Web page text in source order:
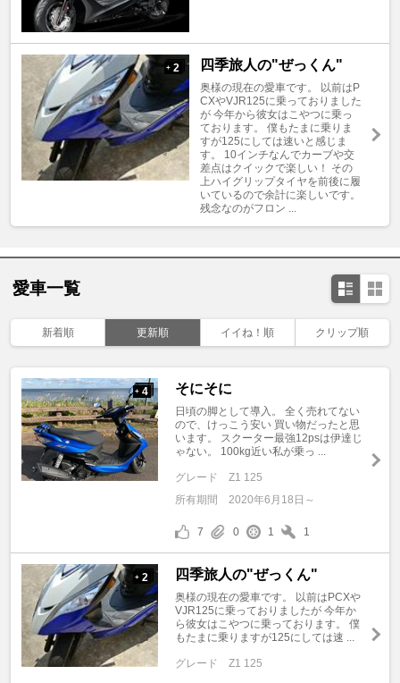
+ 2 四季旅人の"ぜっくん"
奥様の現在の愛車です。 以前はP
CXやVJR125に乗っておりました
が 今年から彼女はこやつに乗っ
ております。 僕もたまに乗りま
すが125にしては速いと感じま
す。 10インチなんでカーブや交
差点はクイックで楽しい！ その
上ハイグリップタイヤを前後に履
いているので余計に楽しいです。
残念なのがフロン ...
愛車一覧
新着順 更新順 イイね！順 クリップ順
+ 4 そにそに
日頃の脚として導入。 全く売れてない
ので、けっこう安い 買い物だったと思
います。 スクーター最強12psは伊達じ
ゃない。 100kg近い私が乗っ ...
グレード
Z1 125
所有期間
2020年6月18日～
7 0 1 1
+ 2 四季旅人の"ぜっくん"
奥様の現在の愛車です。 以前はPCXや
VJR125に乗っておりましたが 今年か
ら彼女はこやつに乗っております。 僕
もたまに乗りますが125にしては速 ...
グレード Z1 125